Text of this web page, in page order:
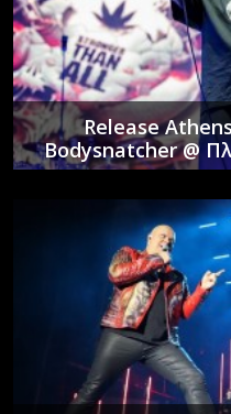
Release
Bodysnatcher @